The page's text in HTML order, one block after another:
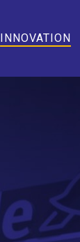
INNOVATION